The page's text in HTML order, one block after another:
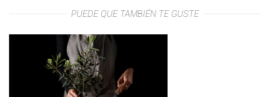
PUEDE QUE TAMBIÉN TE GUSTE